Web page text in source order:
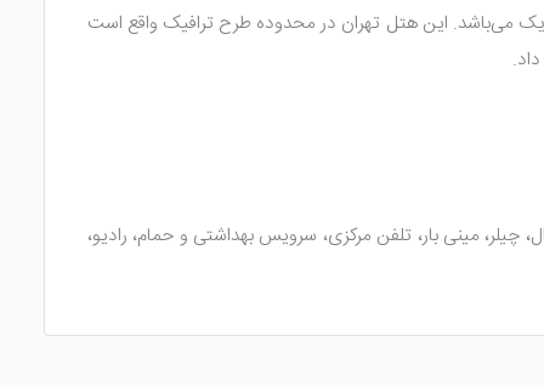
می‌باشد. این هتل تهران در محدوده طرح ترافیک واقع است
چیلر، مینی ‌بار، تلفن مرکزی، سرویس بهداشتی و حمام، رادیو،
و فرنگی را باکیفیتی مطلوب سرو می‌کند. سرآشپزهای هتل